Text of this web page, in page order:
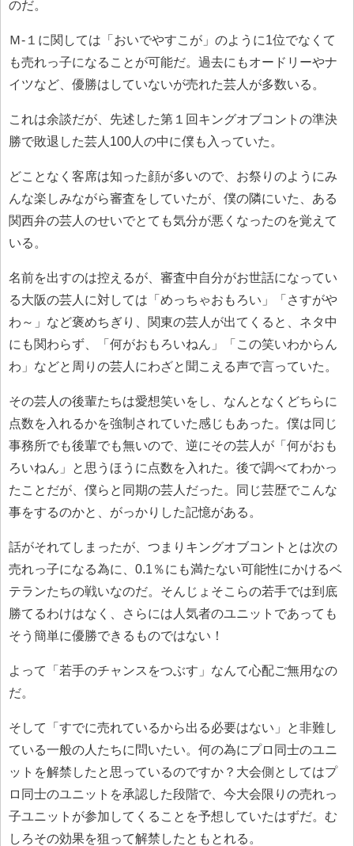
のだ。
Ｍ-１に関しては「おいでやすこが」のように1位でなくて
も売れっ子になることが可能だ。過去にもオードリーやナ
イツなど、優勝はしていないが売れた芸人が多数いる。
これは余談だが、先述した第１回キングオブコントの準決
勝で敗退した芸人100人の中に僕も入っていた。
どことなく客席は知った顔が多いので、お祭りのようにみ
んな楽しみながら審査をしていたが、僕の隣にいた、ある
関西弁の芸人のせいでとても気分が悪くなったのを覚えて
いる。
名前を出すのは控えるが、審査中自分がお世話になってい
る大阪の芸人に対しては「めっちゃおもろい」「さすがや
わ～」など褒めちぎり、関東の芸人が出てくると、ネタ中
にも関わらず、「何がおもろいねん」「この笑いわからん
わ」などと周りの芸人にわざと聞こえる声で言っていた。
その芸人の後輩たちは愛想笑いをし、なんとなくどちらに
点数を入れるかを強制されていた感じもあった。僕は同じ
事務所でも後輩でも無いので、逆にその芸人が「何がおも
ろいねん」と思うほうに点数を入れた。後で調べてわかっ
たことだが、僕らと同期の芸人だった。同じ芸歴でこんな
事をするのかと、がっかりした記憶がある。
話がそれてしまったが、つまりキングオブコントとは次の
売れっ子になる為に、0.1％にも満たない可能性にかけるベ
テランたちの戦いなのだ。そんじょそこらの若手では到底
勝てるわけはなく、さらには人気者のユニットであっても
そう簡単に優勝できるものではない！
よって「若手のチャンスをつぶす」なんて心配ご無用なの
だ。
そして「すでに売れているから出る必要はない」と非難し
ている一般の人たちに問いたい。何の為にプロ同士のユニ
ットを解禁したと思っているのですか？大会側としてはプ
ロ同士のユニットを承認した段階で、今大会限りの売れっ
子ユニットが参加してくることを予想していたはずだ。む
しろその効果を狙って解禁したともとれる。